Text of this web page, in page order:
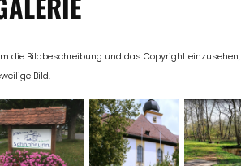
die Bildbeschreibung und das Copyright
Bild.